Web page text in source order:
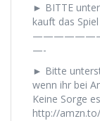
► BITTE
kauft das
—-
► Bitte
wenn ihr bei
Keine Sorge
http://